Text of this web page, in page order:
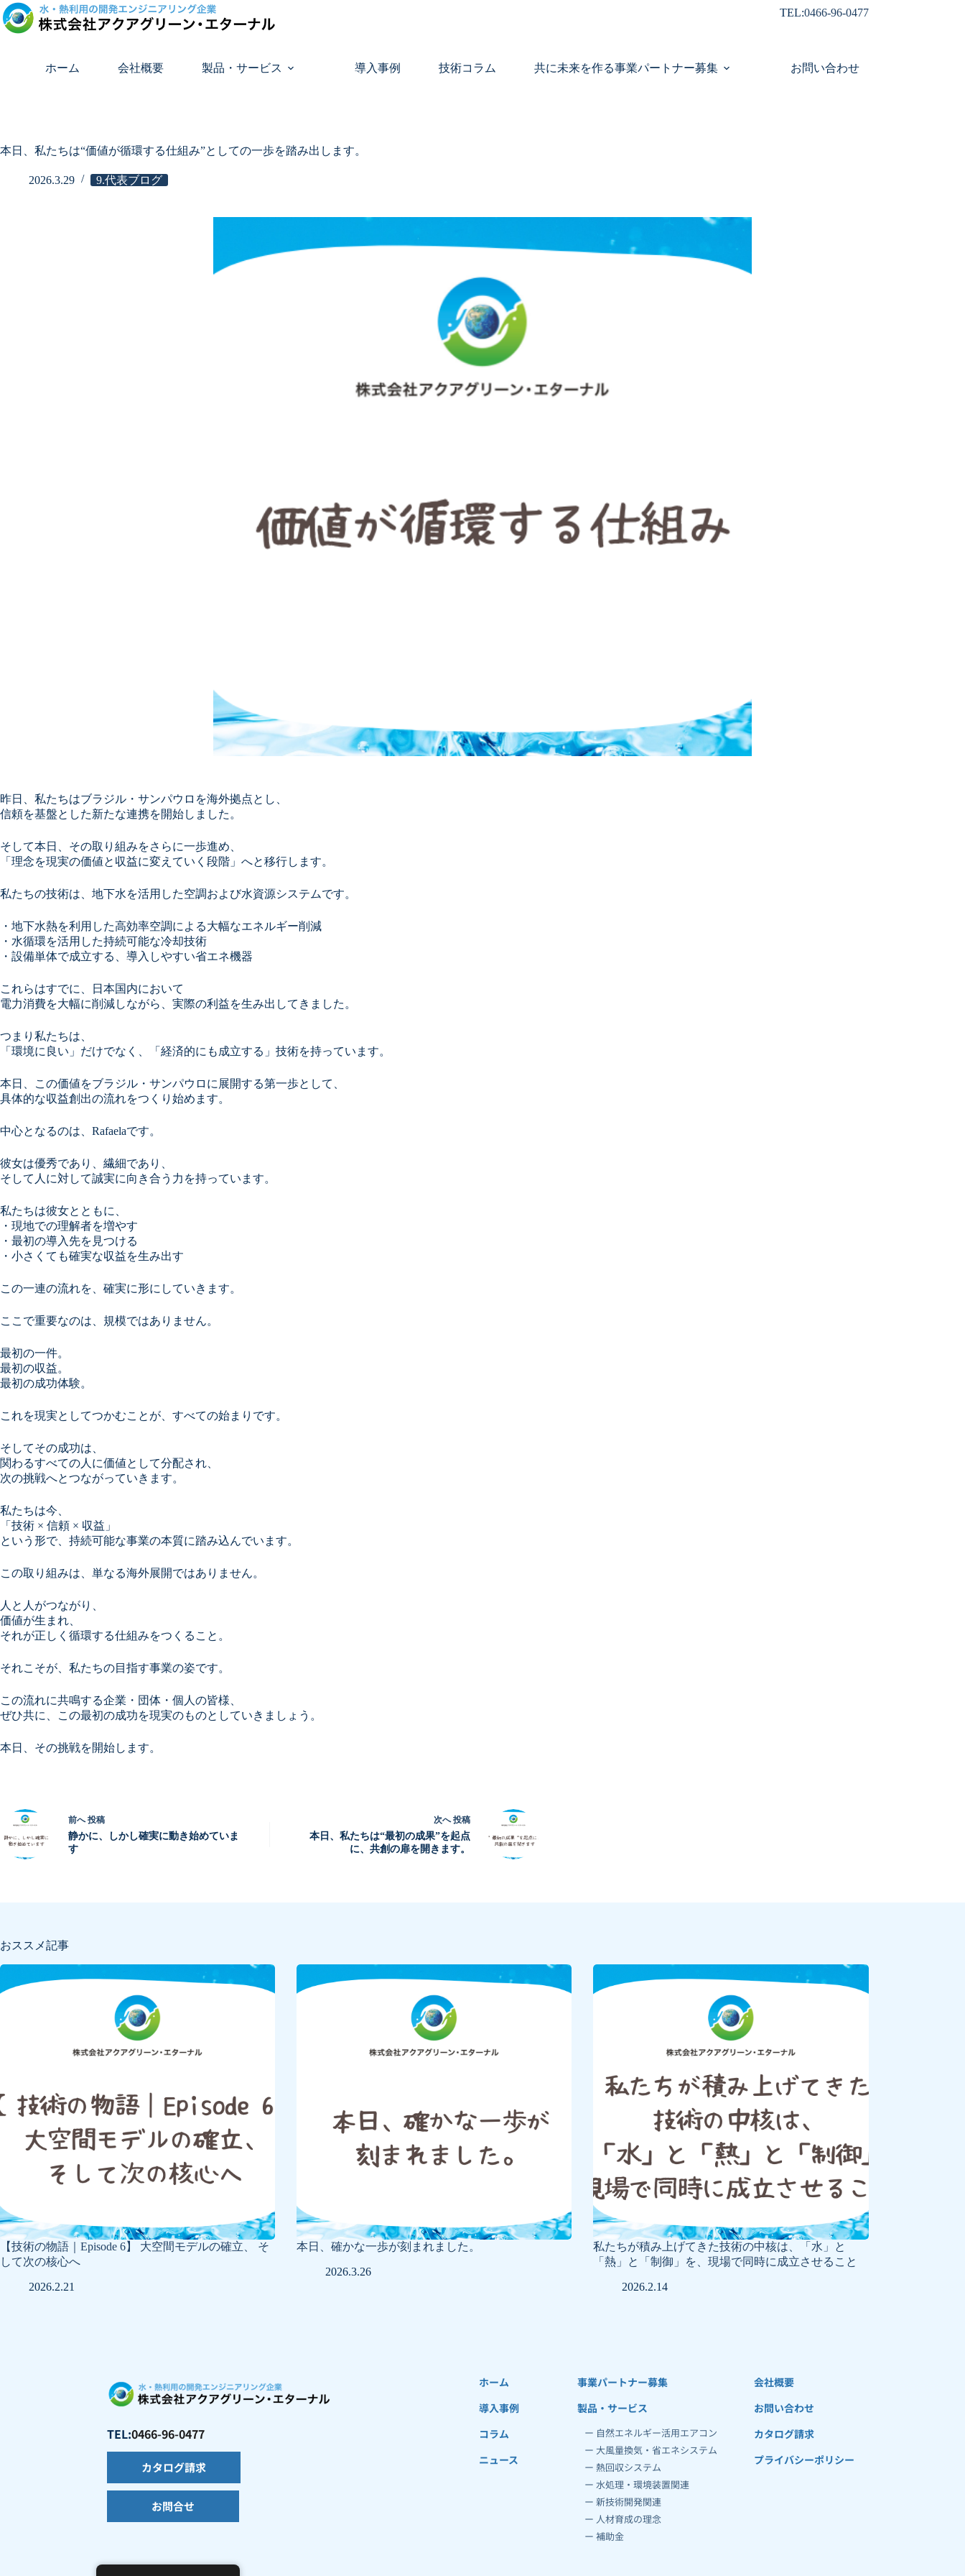
コ
ン
プ
TEL:0466-96-0477
ホーム 会社概要 製品・サービス 導入事例 技術コラム 共に未来を作る事業パートナー募集 お問い合わせ
本日、私たちは“価値が循環する仕組み”としての一歩を踏み出します。
2026.3.29 9.代表ブログ
昨日、私たちはブラジル・サンパウロを海外拠点とし、
信頼を基盤とした新たな連携を開始しました。
そして本日、その取り組みをさらに一歩進め、
「理念を現実の価値と収益に変えていく段階」へと移行します。
私たちの技術は、地下水を活用した空調および水資源システムです。
・地下水熱を利用した高効率空調による大幅なエネルギー削減
・水循環を活用した持続可能な冷却技術
・設備単体で成立する、導入しやすい省エネ機器
これらはすでに、日本国内において
電力消費を大幅に削減しながら、実際の利益を生み出してきました。
つまり私たちは、
「環境に良い」だけでなく、「経済的にも成立する」技術を持っています。
本日、この価値をブラジル・サンパウロに展開する第一歩として、
具体的な収益創出の流れをつくり始めます。
中心となるのは、Rafaelaです。
彼女は優秀であり、繊細であり、
そして人に対して誠実に向き合う力を持っています。
私たちは彼女とともに、
・現地での理解者を増やす
・最初の導入先を見つける
・小さくても確実な収益を生み出す
この一連の流れを、確実に形にしていきます。
ここで重要なのは、規模ではありません。
最初の一件。
最初の収益。
最初の成功体験。
これを現実としてつかむことが、すべての始まりです。
そしてその成功は、
関わるすべての人に価値として分配され、
次の挑戦へとつながっていきます。
私たちは今、
「技術 × 信頼 × 収益」
という形で、持続可能な事業の本質に踏み込んでいます。
この取り組みは、単なる海外展開ではありません。
人と人がつながり、
価値が生まれ、
それが正しく循環する仕組みをつくること。
それこそが、私たちの目指す事業の姿です。
この流れに共鳴する企業・団体・個人の皆様、
ぜひ共に、この最初の成功を現実のものとしていきましょう。
本日、その挑戦を開始します。
前へ投稿
静かに、しかし確実に動き始めていま
す
次へ投稿
本日、私たちは“最初の成果”を起点
に、共創の扉を開きます。
おススメ記事
【技術の物語｜Episode 6】 大空間モデルの確立、 そ
して次の核心へ
2026.2.21
本日、確かな一歩が刻まれました。
2026.3.26
私たちが積み上げてきた技術の中核は、「水」と
「熱」と「制御」を、現場で同時に成立させること
2026.2.14
TEL:0466-96-0477
カタログ請求
お問合せ
ホーム
導入事例
コラム
ニュース
事業パートナー募集
製品・サービス
ー 自然エネルギー活用エアコン
ー 大風量換気・省エネシステム
ー 熱回収システム
ー 水処理・環境装置関連
ー 新技術開発関連
ー 人材育成の理念
ー 補助金
会社概要
お問い合わせ
カタログ請求
プライバシーポリシー